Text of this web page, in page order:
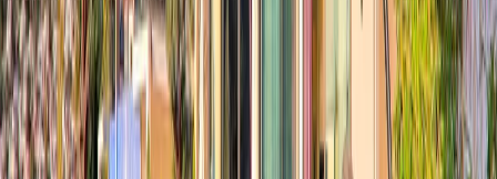
Minimum 7gece
Rezerve Et
Hızlı İletişim